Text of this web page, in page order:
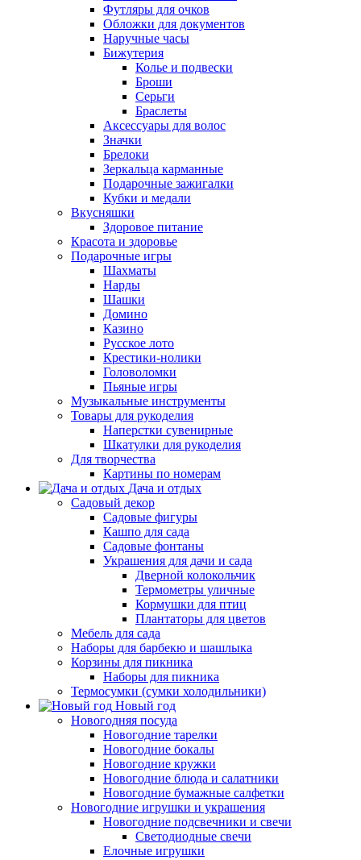
Футляры для очков
Обложки для документов
Наручные часы
Бижутерия
Колье и подвески
Броши
Серьги
Браслеты
Аксессуары для волос
Значки
Брелоки
Зеркальца карманные
Подарочные зажигалки
Кубки и медали
Вкусняшки
Здоровое питание
Красота и здоровье
Подарочные игры
Шахматы
Нарды
Шашки
Домино
Казино
Русское лото
Крестики-нолики
Головоломки
Пьяные игры
Музыкальные инструменты
Товары для рукоделия
Наперстки сувенирные
Шкатулки для рукоделия
Для творчества
Картины по номерам
Дача и отдых
Садовый декор
Садовые фигуры
Кашпо для сада
Садовые фонтаны
Украшения для дачи и сада
Дверной колокольчик
Термометры уличные
Кормушки для птиц
Плантаторы для цветов
Мебель для сада
Наборы для барбекю и шашлыка
Корзины для пикника
Наборы для пикника
Термосумки (сумки холодильники)
Новый год
Новогодняя посуда
Новогодние тарелки
Новогодние бокалы
Новогодние кружки
Новогодние блюда и салатники
Новогодние бумажные салфетки
Новогодние игрушки и украшения
Новогодние подсвечники и свечи
Светодиодные свечи
Елочные игрушки